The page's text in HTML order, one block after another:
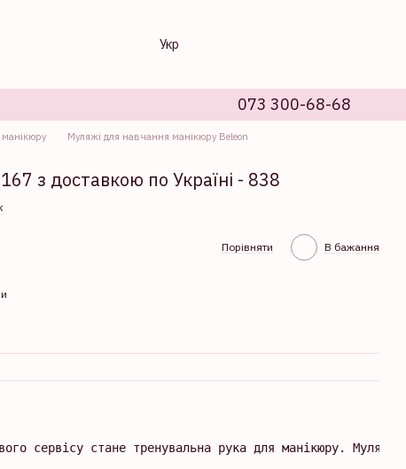
Укр
073 300-68-68
Муляжі для навчання манікюру Beleon
з доставкою по Україні - 838
Порівняти В бажання
сервісу стане тренувальна рука для манікюру.